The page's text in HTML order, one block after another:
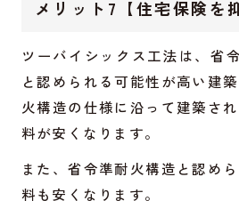
メリット7【住宅保険を
ツーバイシックス工法は、省
と認められる可能性が高い建
火構造の仕様に沿って建築さ
料が安くなります。
また、省令準耐火構造と認め
料も安くなります。